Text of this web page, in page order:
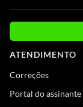
ATENDIMENTO
Correções
Portal do assinante